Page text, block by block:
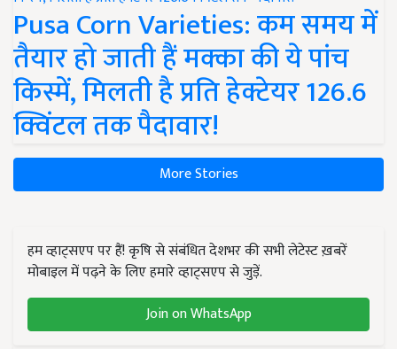
Pusa Corn Varieties: कम समय में
तैयार हो जाती हैं मक्का की ये पांच
किस्में, मिलती है प्रति हेक्टेयर 126.6
क्विंटल तक पैदावार!
More Stories
हम व्हाट्सएप पर हैं! कृषि से संबंधित देशभर की सभी लेटेस्ट ख़बरें
मोबाइल में पढ़ने के लिए हमारे व्हाट्सएप से जुड़ें.
Join on WhatsApp